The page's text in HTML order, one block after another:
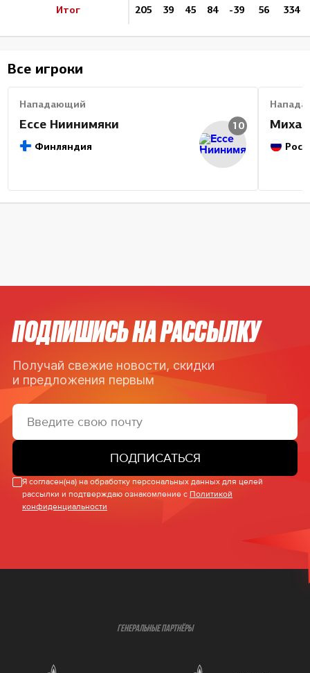
Итог 205 39 45 84 -39 56 334
Все игроки
Нападающий
Ессе Ниинимяки
Финляндия
10
ПОДПИШИСЬ НА РАССЫЛКУ
Получай свежие новости, скидки
и предложения первым
ПОДПИСАТЬСЯ
Я согласен(на) на обработку персональных данных для целей
рассылки и подтверждаю ознакомление с Политикой
конфиденциальности
ГЕНЕРАЛЬНЫЕ ПАРТНЁРЫ